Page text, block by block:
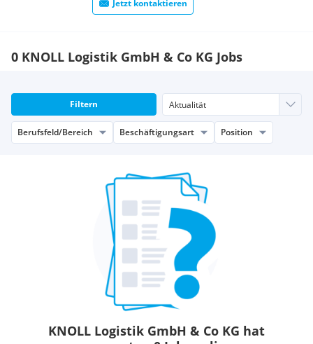
Jetzt kontaktieren
0 KNOLL Logistik GmbH & Co KG Jobs
Filtern
Berufsfeld/Bereich Beschäftigungsart Position
KNOLL Logistik GmbH & Co KG hat